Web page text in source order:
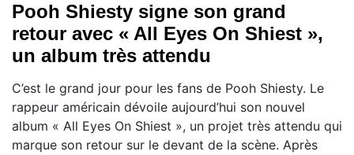
Pooh Shiesty signe son grand
retour avec « All Eyes On Shiest »,
un album très attendu
C’est le grand jour pour les fans de Pooh Shiesty. Le
rappeur américain dévoile aujourd’hui son nouvel
album « All Eyes On Shiest », un projet très attendu qui
marque son retour sur le devant de la scène. Après